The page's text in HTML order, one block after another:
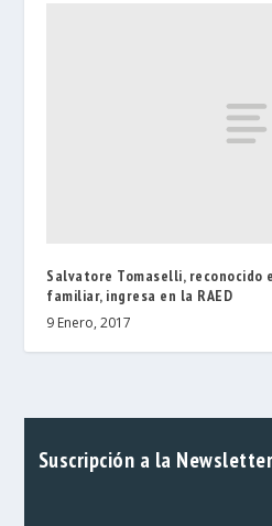
Salvatore Tomaselli, reconocido
familiar, ingresa en la RAED
9 Enero, 2017
Suscripción a la Newsletter